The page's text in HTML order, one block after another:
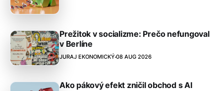
Prežitok v socializme: Prečo nefungoval
v Berlíne
JURAJ EKONOMICKÝ 08 AUG 2026
Ako pákový efekt zničil obchod s AI